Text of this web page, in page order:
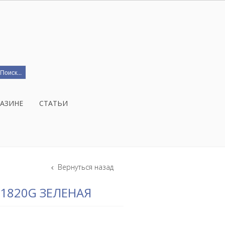
СТАТЬИ
Вернуться назад
ЗЕЛЕНАЯ